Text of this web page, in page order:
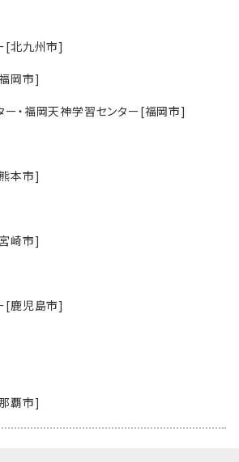
[北九州市]
岡市]
ー・福岡天神学習センター[福岡市]
本市]
崎市]
[鹿児島市]
覇市]